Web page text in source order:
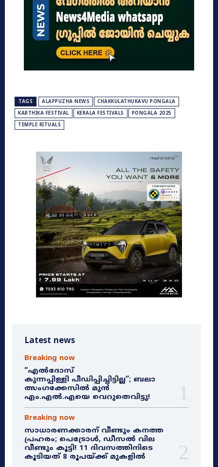
TAGS ALAPPUZHA NEWS
CHAKKULATHUKAVU PONGALA
KARTHIKA FESTIVAL
KERALA FESTIVALS
PONGALA 2025
TEMPLE RITUALS
Latest news
Breaking now
“എൽദോസ്
കുന്നപ്പിള്ളി പീഡിപ്പിച്ചിട്ടില്ല”; ബലാ
ത്സംഗക്കേസിൽ മുൻ
എം.എൽ.എയെ വെറുതെവിട്ടു!
Breaking now
സാധാരണക്കാരന് വീണ്ടും കനത്ത
പ്രഹരം; പെട്രോൾ, ഡീസൽ വില
വീണ്ടും കൂട്ടി! 11 ദിവസത്തിനിടെ
കൂടിയത് 8 രൂപയ്ക്ക് മുകളിൽ